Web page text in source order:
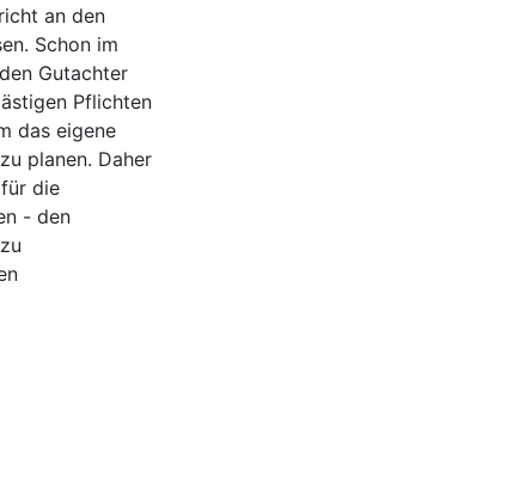
an den
Schon im
Gutachter
Pflichten
das eigene
planen. Daher
die
- den